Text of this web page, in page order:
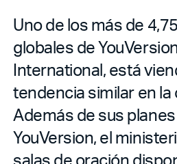
Uno de los más de
globales de
International, está
tendencia similar en la
Además de sus
YouVersion, el
salas de oración